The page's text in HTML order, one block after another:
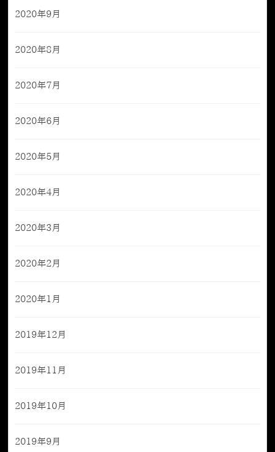
2020年9月
2020年8月
2020年7月
2020年6月
2020年5月
2020年4月
2020年3月
2020年2月
2020年1月
2019年12月
2019年11月
2019年10月
2019年9月